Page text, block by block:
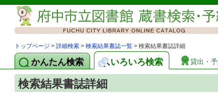
トップページ > 詳細検索 > 検索結果書誌一覧 > 検索結果書誌詳細
かんたん検索 いろいろ検索 貸出・
検索結果書誌詳細